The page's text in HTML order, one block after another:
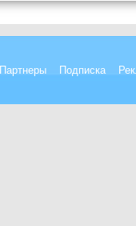
Партнеры Подписка